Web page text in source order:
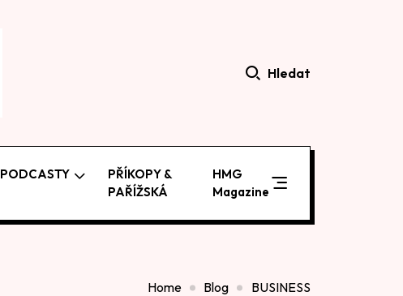
Hledat
PODCASTY
PŘÍKOPY &
PAŘÍŽSKÁ
HMG
Magazine
Home Blog BUSINESS